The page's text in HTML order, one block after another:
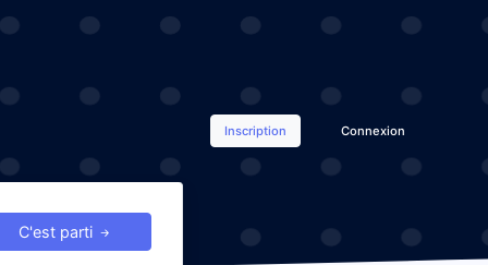
Inscription Connexion
C'est parti